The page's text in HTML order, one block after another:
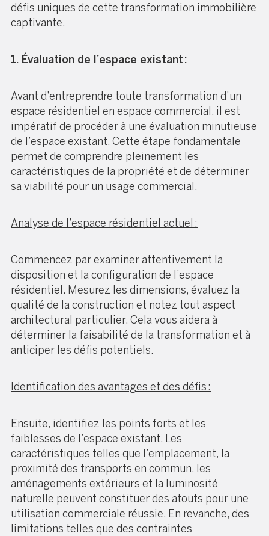
défis uniques de cette transformation immobilière
captivante.
1. Évaluation de l’espace existant :
Avant d’entreprendre toute transformation d’un
espace résidentiel en espace commercial, il est
impératif de procéder à une évaluation minutieuse
de l’espace existant. Cette étape fondamentale
permet de comprendre pleinement les
caractéristiques de la propriété et de déterminer
sa viabilité pour un usage commercial.
Analyse de l’espace résidentiel actuel :
Commencez par examiner attentivement la
disposition et la configuration de l’espace
résidentiel. Mesurez les dimensions, évaluez la
qualité de la construction et notez tout aspect
architectural particulier. Cela vous aidera à
déterminer la faisabilité de la transformation et à
anticiper les défis potentiels.
Identification des avantages et des défis :
Ensuite, identifiez les points forts et les
faiblesses de l’espace existant. Les
caractéristiques telles que l’emplacement, la
proximité des transports en commun, les
aménagements extérieurs et la luminosité
naturelle peuvent constituer des atouts pour une
utilisation commerciale réussie. En revanche, des
limitations telles que des contraintes